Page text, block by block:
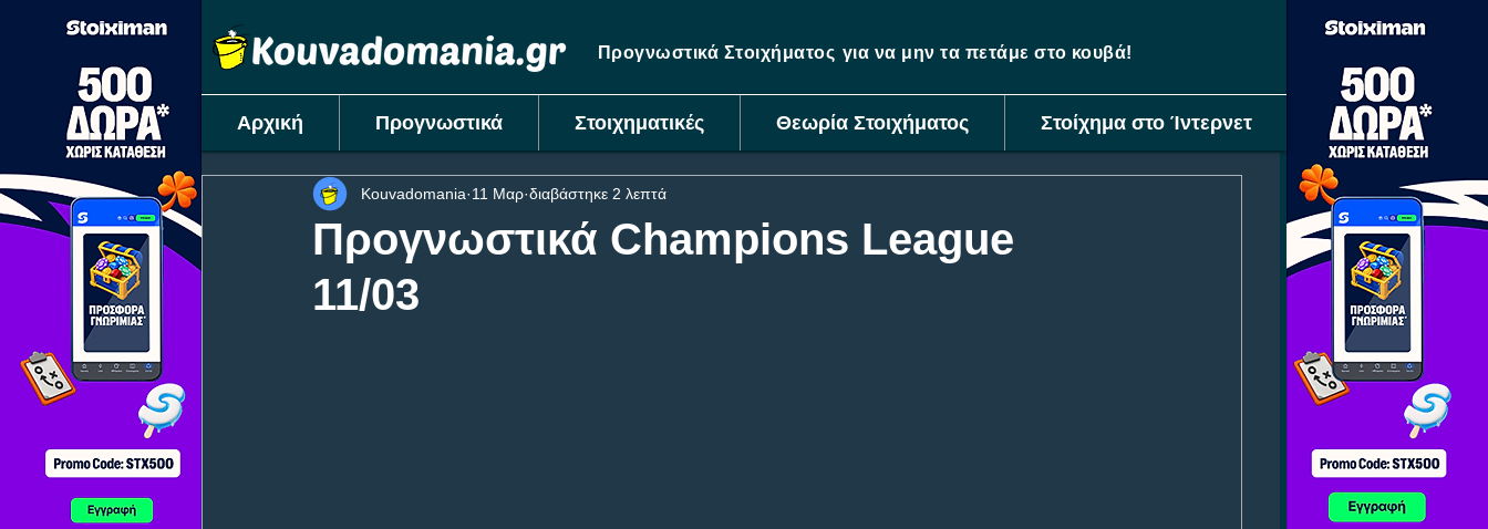
Προγνωστικά Στοιχήματος για να μην τα πετάμε στο κουβά!
Αρχική Προγνωστικά Στοιχηματικές Θεωρία Στοιχήματος Στοίχημα στο Ίντερνετ
Προγνωστικά Champions League
11/03
Kouvadomania 11 Μαρ διαβάστηκε 2 λεπτά